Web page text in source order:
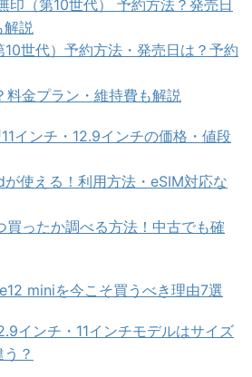
印（第10世代） 予約方法？発売日
解説
10世代）予約方法・発売日は？予約
料金プラン・維持費も解説
インチ・12.9インチの価格・値段
使える！利用方法・eSIM対応な
買ったか調べる方法！中古でも確
miniを今こそ買うべき理由7選
インチ・11インチモデルはサイズ
？